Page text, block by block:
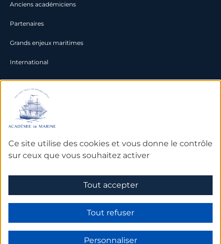
Ce site utilise des cookies et vous donne le contrôle
sur ceux que vous souhaitez activer
Tout accepter
Tout refuser
Personnaliser
Anciens académiciens
Partenaires
Grands enjeux maritimes
International
Documentation
Archives
données